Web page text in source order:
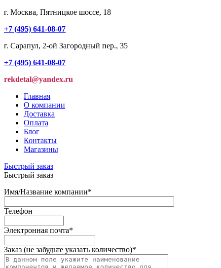
г. Москва, Пятницкое шоссе, 18
+7 (495) 641-08-07
г. Сарапул, 2-ой Загородный пер., 35
+7 (495) 641-08-07
rekdetal@yandex.ru
Главная
О компании
Доставка
Оплата
Блог
Контакты
Магазины
Быстрый заказ
Быстрый заказ
Имя/Название компании*
Телефон
Электронная почта*
Заказ (не забудьте указать количество)*